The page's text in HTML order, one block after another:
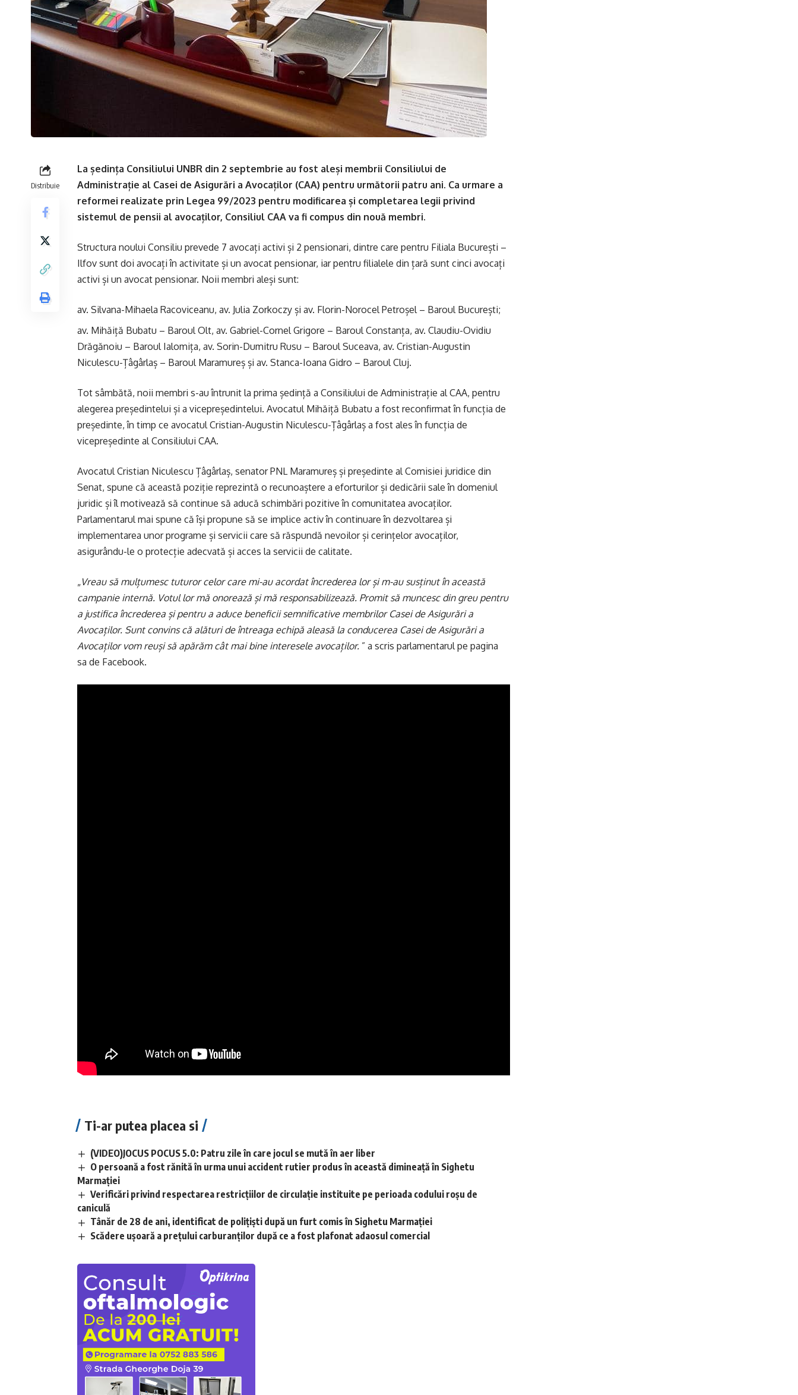
Distribuie
La ședința Consiliului UNBR din 2 septembrie au fost aleși membrii Consiliului de
Administrație al Casei de Asigurări a Avocaților (CAA) pentru următorii patru ani. Ca urmare a
reformei realizate prin Legea 99/2023 pentru modificarea și completarea legii privind
sistemul de pensii al avocaților, Consiliul CAA va fi compus din nouă membri.
Structura noului Consiliu prevede 7 avocați activi și 2 pensionari, dintre care pentru Filiala București –
Ilfov sunt doi avocați în activitate și un avocat pensionar, iar pentru filialele din țară sunt cinci avocați
activi și un avocat pensionar. Noii membri aleși sunt:
av. Silvana-Mihaela Racoviceanu, av. Julia Zorkoczy și av. Florin-Norocel Petroșel – Baroul București;
av. Mihăiță Bubatu – Baroul Olt, av. Gabriel-Cornel Grigore – Baroul Constanța, av. Claudiu-Ovidiu
Drăgănoiu – Baroul Ialomița, av. Sorin-Dumitru Rusu – Baroul Suceava, av. Cristian-Augustin
Niculescu-Țâgârlaș – Baroul Maramureș și av. Stanca-Ioana Gidro – Baroul Cluj.
Tot sâmbătă, noii membri s-au întrunit la prima ședință a Consiliului de Administrație al CAA, pentru
alegerea președintelui și a vicepreședintelui. Avocatul Mihăiță Bubatu a fost reconfirmat în funcția de
președinte, în timp ce avocatul Cristian-Augustin Niculescu-Țâgârlaș a fost ales în funcția de
vicepreședinte al Consiliului CAA.
Avocatul Cristian Niculescu Țâgârlaș, senator PNL Maramureș și președinte al Comisiei juridice din
Senat, spune că această poziție reprezintă o recunoaștere a eforturilor și dedicării sale în domeniul
juridic și îl motivează să continue să aducă schimbări pozitive în comunitatea avocaților.
Parlamentarul mai spune că își propune să se implice activ în continuare în dezvoltarea și
implementarea unor programe și servicii care să răspundă nevoilor și cerințelor avocaților,
asigurându-le o protecție adecvată și acces la servicii de calitate.
„Vreau să mulțumesc tuturor celor care mi-au acordat încrederea lor și m-au susținut în această
campanie internă. Votul lor mă onorează și mă responsabilizează. Promit să muncesc din greu pentru
a justifica încrederea și pentru a aduce beneficii semnificative membrilor Casei de Asigurări a
Avocaților. Sunt convins că alături de întreaga echipă aleasă la conducerea Casei de Asigurări a
Avocaților vom reuși să apărăm cât mai bine interesele avocaților. ” a scris parlamentarul pe pagina
sa de Facebook.
Ti-ar putea placea si
(VIDEO)JOCUS POCUS 5.0: Patru zile în care jocul se mută în aer liber
O persoană a fost rănită în urma unui accident rutier produs în această dimineață în Sighetu
Marmației
Verificări privind respectarea restricțiilor de circulație instituite pe perioada codului roșu de
caniculă
Tânăr de 28 de ani, identificat de polițiști după un furt comis în Sighetu Marmației
Scădere ușoară a prețului carburanților după ce a fost plafonat adaosul comercial